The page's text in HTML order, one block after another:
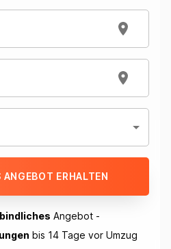
ANGEBOT ERHALTEN
Angebot -
bis 14 Tage vor Umzug